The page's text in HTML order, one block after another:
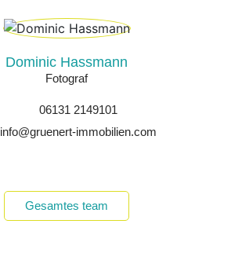
Dominic Hassmann
Fotograf
06131 2149101
info@gruenert-immobilien.com
Gesamtes team